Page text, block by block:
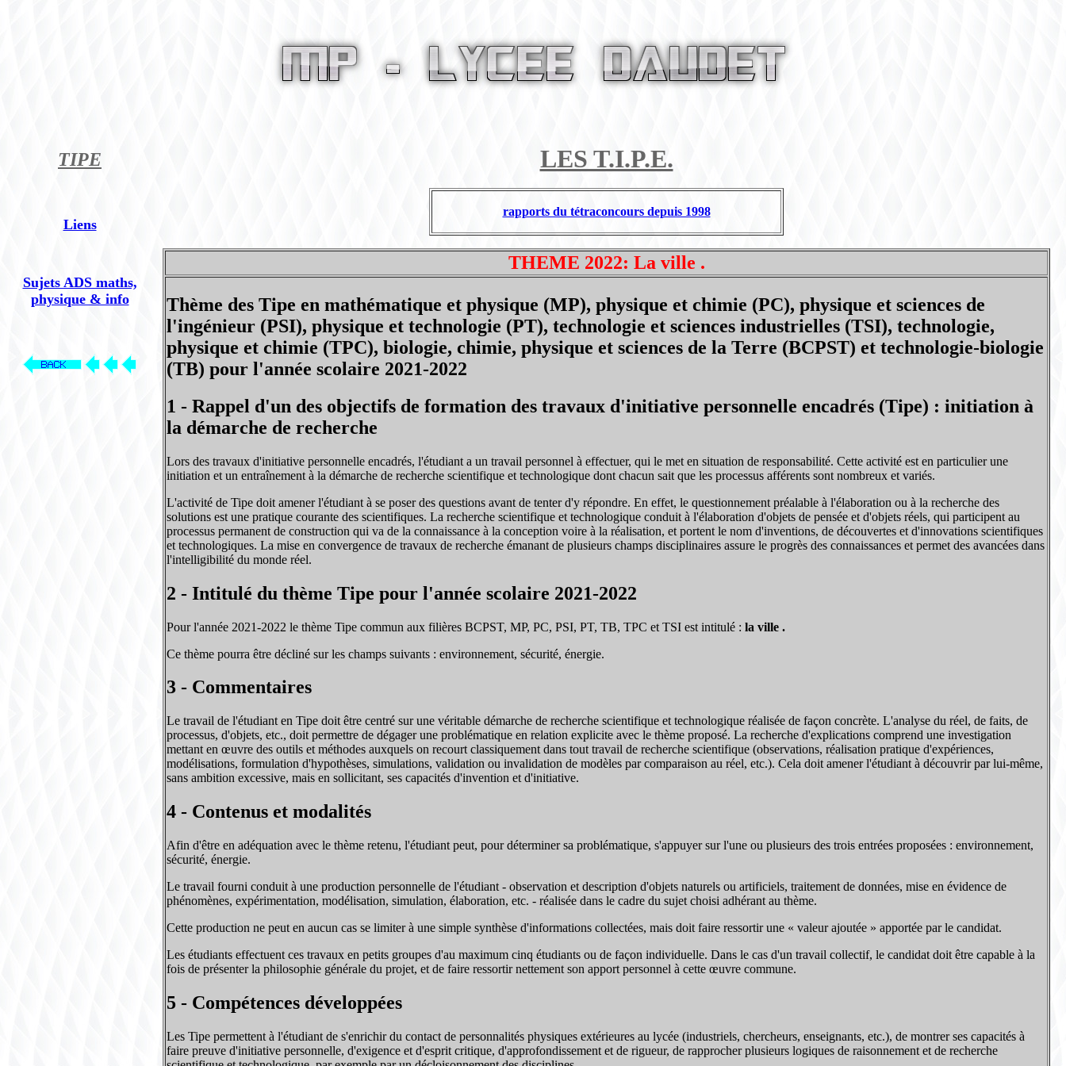
TIPE
Liens
Sujets ADS maths,
physique & info
LES T.I.P.E.
rapports du tétraconcours depuis 1998
THEME 2022: La ville .
Thème des Tipe en mathématique et physique (MP), physique et chimie (PC), physique et sciences de
l'ingénieur (PSI), physique et technologie (PT), technologie et sciences industrielles (TSI), technologie,
physique et chimie (TPC), biologie, chimie, physique et sciences de la Terre (BCPST) et technologie-biologie
(TB) pour l'année scolaire 2021-2022
1 - Rappel d'un des objectifs de formation des travaux d'initiative personnelle encadrés (Tipe) : initiation à
la démarche de recherche
Lors des travaux d'initiative personnelle encadrés, l'étudiant a un travail personnel à effectuer, qui le met en situation de responsabilité. Cette activité est en particulier une
initiation et un entraînement à la démarche de recherche scientifique et technologique dont chacun sait que les processus afférents sont nombreux et variés.
L'activité de Tipe doit amener l'étudiant à se poser des questions avant de tenter d'y répondre. En effet, le questionnement préalable à l'élaboration ou à la recherche des
solutions est une pratique courante des scientifiques. La recherche scientifique et technologique conduit à l'élaboration d'objets de pensée et d'objets réels, qui participent au
processus permanent de construction qui va de la connaissance à la conception voire à la réalisation, et portent le nom d'inventions, de découvertes et d'innovations scientifiques
et technologiques. La mise en convergence de travaux de recherche émanant de plusieurs champs disciplinaires assure le progrès des connaissances et permet des avancées dans
l'intelligibilité du monde réel.
2 - Intitulé du thème Tipe pour l'année scolaire 2021-2022
Pour l'année 2021-2022 le thème Tipe commun aux filières BCPST, MP, PC, PSI, PT, TB, TPC et TSI est intitulé : la ville .
Ce thème pourra être décliné sur les champs suivants : environnement, sécurité, énergie.
3 - Commentaires
Le travail de l'étudiant en Tipe doit être centré sur une véritable démarche de recherche scientifique et technologique réalisée de façon concrète. L'analyse du réel, de faits, de
processus, d'objets, etc., doit permettre de dégager une problématique en relation explicite avec le thème proposé. La recherche d'explications comprend une investigation
mettant en œuvre des outils et méthodes auxquels on recourt classiquement dans tout travail de recherche scientifique (observations, réalisation pratique d'expériences,
modélisations, formulation d'hypothèses, simulations, validation ou invalidation de modèles par comparaison au réel, etc.). Cela doit amener l'étudiant à découvrir par lui-même,
sans ambition excessive, mais en sollicitant, ses capacités d'invention et d'initiative.
4 - Contenus et modalités
Afin d'être en adéquation avec le thème retenu, l'étudiant peut, pour déterminer sa problématique, s'appuyer sur l'une ou plusieurs des trois entrées proposées : environnement,
sécurité, énergie.
Le travail fourni conduit à une production personnelle de l'étudiant - observation et description d'objets naturels ou artificiels, traitement de données, mise en évidence de
phénomènes, expérimentation, modélisation, simulation, élaboration, etc. - réalisée dans le cadre du sujet choisi adhérant au thème.
Cette production ne peut en aucun cas se limiter à une simple synthèse d'informations collectées, mais doit faire ressortir une « valeur ajoutée » apportée par le candidat.
Les étudiants effectuent ces travaux en petits groupes d'au maximum cinq étudiants ou de façon individuelle. Dans le cas d'un travail collectif, le candidat doit être capable à la
fois de présenter la philosophie générale du projet, et de faire ressortir nettement son apport personnel à cette œuvre commune.
5 - Compétences développées
Les Tipe permettent à l'étudiant de s'enrichir du contact de personnalités physiques extérieures au lycée (industriels, chercheurs, enseignants, etc.), de montrer ses capacités à
faire preuve d'initiative personnelle, d'exigence et d'esprit critique, d'approfondissement et de rigueur, de rapprocher plusieurs logiques de raisonnement et de recherche